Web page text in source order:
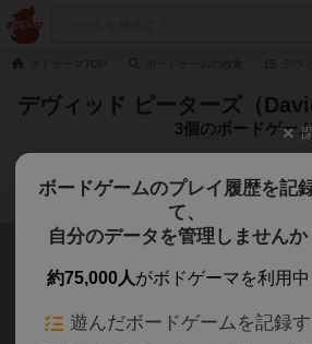
デヴィッド ピーターズ（
3個のボードゲー
検索メニュー
パリスコネクショ
ボードゲームのプレイ履歴を記
て、
自分のデータを管理しませんか
約75,000人がボドゲーマを利用中
遊んだボードゲームを記録